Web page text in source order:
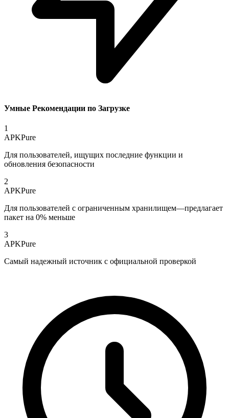
Умные Рекомендации по Загрузке
1
APKPure
Для пользователей, ищущих последние функции и
обновления безопасности
2
APKPure
Для пользователей с ограниченным хранилищем—предлагает
пакет на 0% меньше
3
APKPure
Самый надежный источник с официальной проверкой